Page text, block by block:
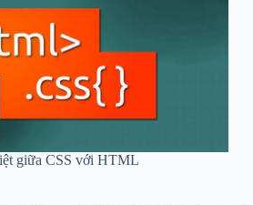
giữa CSS với HTML